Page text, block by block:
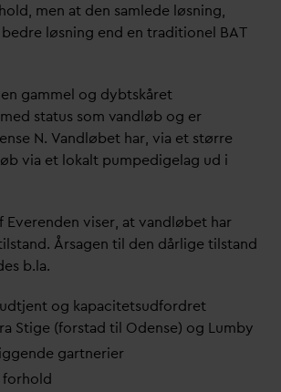
men at den samlede løsning,
løsning end en traditionel BAT
gammel og dybtskåret
status som vandløb og er
N. Vandløbet har, via et større
via et lokalt pumpedigelag ud i
Everenden viser, at vandløbet har
Årsagen til den dårlige tilstand
b.la.
og kapacitetsudfordret
Stige (forstad til Odense) og Lumby
gartnerier
forhold